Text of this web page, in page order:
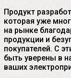
Продукт
которая уже
на рынке
продукции и
покупателей. С
быть уверены в
ваших